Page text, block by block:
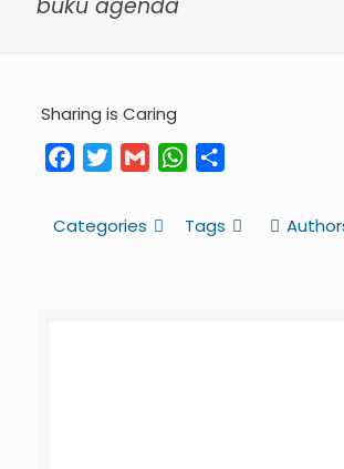
buku agenda
Sharing is Caring
FacebookTwitterGmail WhatsApp
Categories Tags